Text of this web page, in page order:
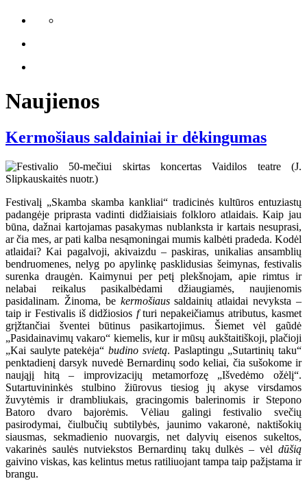
Naujienos
Kermošiaus saldainiai ir dėkingumas
Festivalį „Skamba skamba kankliai“ tradicinės kultūros entuziastų
padangėje priprasta vadinti didžiaisiais folkloro atlaidais. Kaip jau
būna, dažnai kartojamas pasakymas nublanksta ir kartais nesuprasi,
ar čia mes, ar pati kalba nesąmoningai mumis kalbėti pradeda. Kodėl
atlaidai? Kai pagalvoji, akivaizdu – paskiras, unikalias ansamblių
bendruomenes, nelyg po apylinkę pasklidusias šeimynas, festivalis
surenka draugėn. Kaimynui per petį plekšnojam, apie rimtus ir
nelabai reikalus pasikalbėdami džiaugiamės, naujienomis
pasidalinam. Žinoma, be kermošiaussaldainių atlaidai nevyksta –
taip ir Festivalis iš didžiosios fturi nepakeičiamus atributus, kasmet
grįžtančiai šventei būtinus pasikartojimus. Šiemet vėl gaũdė
„Pasidainavimų vakaro“ kiemelis, kur ir mūsų aukštaitiškoji, plačioji
„Kai saulyte patekėja“budino svietą. Paslaptingu „Sutartinių taku“
penktadienį darsyk nuvedė Bernardinų sodo keliai, čia sušokome ir
naująjį hitą – improvizacijų metamorfozę „Išvedėmo ožėlį“.
Sutartuvininkės stulbino žiūrovus tiesiog jų akyse virsdamos
žuvytėmis ir drambliukais, gracingomis balerinomis ir Stepono
Batoro dvaro bajorėmis. Vėliau galingi festivalio svečių
pasirodymai, čiulbučių subtilybės, jaunimo vakaronė, naktišokių
siausmas, sekmadienio nuovargis, net dalyvių eisenos sukeltos,
vakarinės saulės nutviekstos Bernardinų takų dulkės – vėl dūšią
gaivino viskas, kas kelintus metus ratiliuojant tampa taip pažįstama ir
brangu.